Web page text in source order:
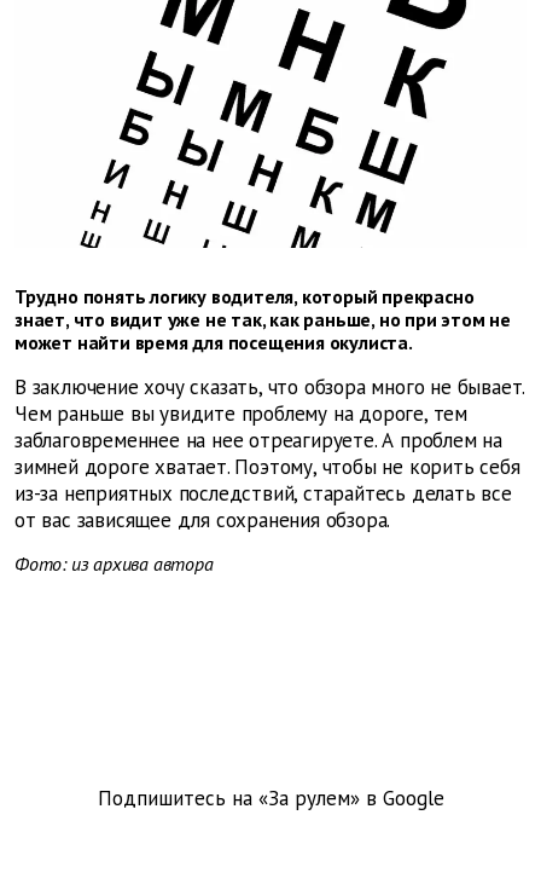
Трудно понять логику водителя, который прекрасно
знает, что видит уже не так, как раньше, но при этом не
может найти время для посещения окулиста.
В заключение хочу сказать, что обзора много не бывает.
Чем раньше вы увидите проблему на дороге, тем
заблаговременнее на нее отреагируете. А проблем на
зимней дороге хватает. Поэтому, чтобы не корить себя
из-за неприятных последствий, старайтесь делать все
от вас зависящее для сохранения обзора.
Фото: из архива автора
Подпишитесь на «За рулем» в Google